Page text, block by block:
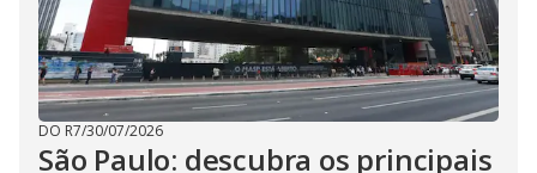
DO R7/30/07/2026
São Paulo: descubra os principais